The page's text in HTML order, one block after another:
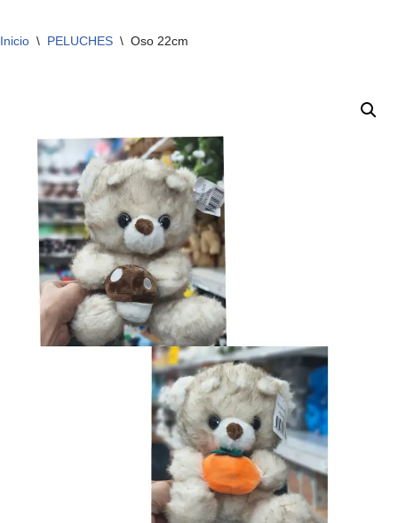
Inicio \ PELUCHES \ Oso 22cm